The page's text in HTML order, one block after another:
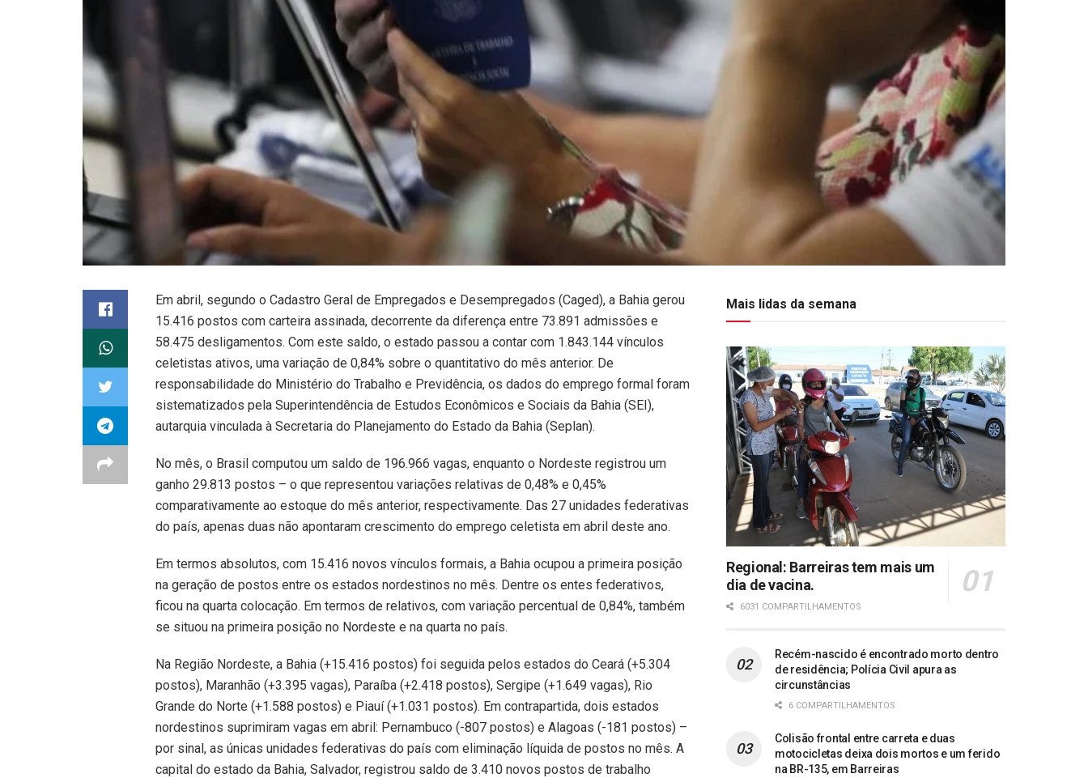
Em abril, segundo o Cadastro Geral de Empregados e Desempregados (Caged), a Bahia gerou
15.416 postos com carteira assinada, decorrente da diferença entre 73.891 admissões e
58.475 desligamentos. Com este saldo, o estado passou a contar com 1.843.144 vínculos
celetistas ativos, uma variação de 0,84% sobre o quantitativo do mês anterior. De
responsabilidade do Ministério do Trabalho e Previdência, os dados do emprego formal foram
sistematizados pela Superintendência de Estudos Econômicos e Sociais da Bahia (SEI),
autarquia vinculada à Secretaria do Planejamento do Estado da Bahia (Seplan).
No mês, o Brasil computou um saldo de 196.966 vagas, enquanto o Nordeste registrou um
ganho 29.813 postos – o que representou variações relativas de 0,48% e 0,45%
comparativamente ao estoque do mês anterior, respectivamente. Das 27 unidades federativas
do país, apenas duas não apontaram crescimento do emprego celetista em abril deste ano.
Em termos absolutos, com 15.416 novos vínculos formais, a Bahia ocupou a primeira posição
na geração de postos entre os estados nordestinos no mês. Dentre os entes federativos,
ficou na quarta colocação. Em termos de relativos, com variação percentual de 0,84%, também
se situou na primeira posição no Nordeste e na quarta no país.
Na Região Nordeste, a Bahia (+15.416 postos) foi seguida pelos estados do Ceará (+5.304
postos), Maranhão (+3.395 vagas), Paraíba (+2.418 postos), Sergipe (+1.649 vagas), Rio
Grande do Norte (+1.588 postos) e Piauí (+1.031 postos). Em contrapartida, dois estados
nordestinos suprimiram vagas em abril: Pernambuco (-807 postos) e Alagoas (-181 postos) –
por sinal, as únicas unidades federativas do país com eliminação líquida de postos no mês. A
capital do estado da Bahia, Salvador, registrou saldo de 3.410 novos postos de trabalho
Mais lidas da semana
Regional: Barreiras tem mais um
dia de vacina.
6031 COMPARTILHAMENTOS
Recém-nascido é encontrado morto dentro
de residência; Polícia Civil apura as
circunstâncias
6 COMPARTILHAMENTOS
Colisão frontal entre carreta e duas
motocicletas deixa dois mortos e um ferido
na BR-135, em Barreiras